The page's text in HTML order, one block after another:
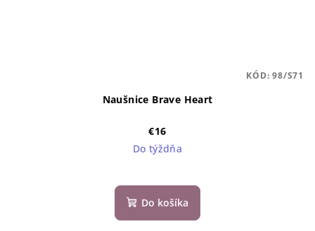
Naušnice Brave Heart
€16
Do týždňa
Do košíka
KÓD:98/S71